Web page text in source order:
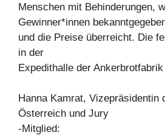
Menschen mit Behinderungen,
Gewinner*innen
und die Preise überreicht. Die
in der
Expedithalle der
Hanna Kamrat, Vizepräsidentin
Österreich und Jury
-Mitglied: